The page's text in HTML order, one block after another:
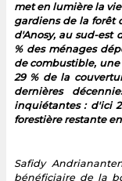
met en lumière la
gardiens de la forêt
d'Anosy, au sud-est
% des ménages
de combustible,
29 % de la
dernières
inquiétantes : d'ici
forestière restante
Safidy
bénéficiaire de la